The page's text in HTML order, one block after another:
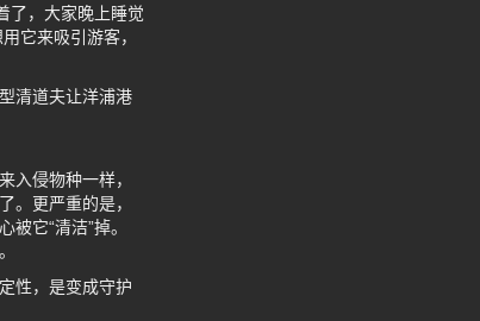
了，大家晚上睡觉
它来吸引游客，
清道夫让洋浦港
入侵物种一样，
。更严重的是，
它“清洁”掉。
性，是变成守护